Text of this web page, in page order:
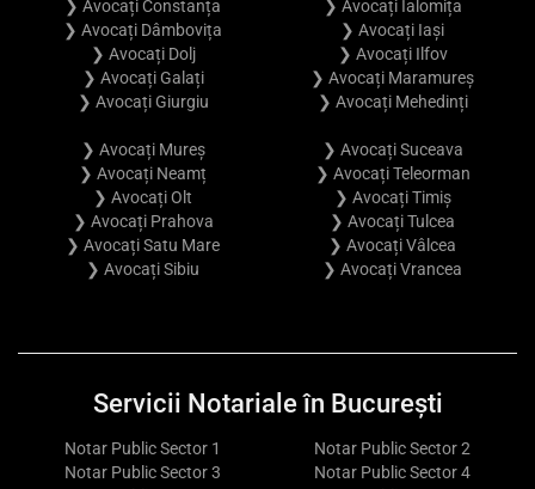
❯ Avocați Constanța
❯ Avocați Dâmbovița
❯ Avocați Dolj
❯ Avocați Galați
❯ Avocați Giurgiu
❯ Avocați Ialomița
❯ Avocați Iași
❯ Avocați Ilfov
❯ Avocați Maramureș
❯ Avocați Mehedinți
❯ Avocați Mureș
❯ Avocați Neamț
❯ Avocați Olt
❯ Avocați Prahova
❯ Avocați Satu Mare
❯ Avocați Sibiu
❯ Avocați Suceava
❯ Avocați Teleorman
❯ Avocați Timiș
❯ Avocați Tulcea
❯ Avocați Vâlcea
❯ Avocați Vrancea
Servicii Notariale în București
Notar Public Sector 1
Notar Public Sector 2
Notar Public Sector 3
Notar Public Sector 4